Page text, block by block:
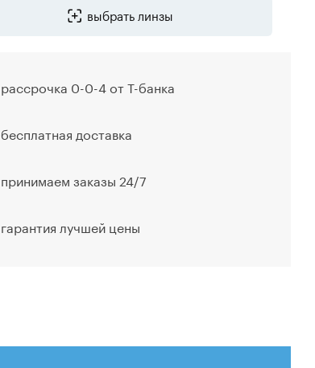
выбрать линзы
рассрочка 0-0-4 от Т-банка
бесплатная доставка
принимаем заказы 24/7
гарантия лучшей цены